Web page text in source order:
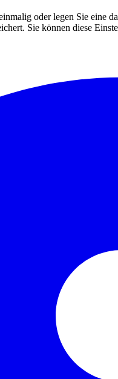
oder legen Sie
Sie können diese